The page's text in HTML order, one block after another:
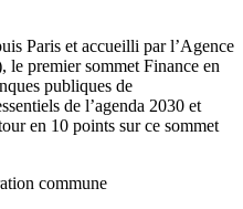
Paris et accueilli par l’Agence
premier sommet Finance en
publiques de
de l’agenda 2030 et
en 10 points sur ce sommet
commune